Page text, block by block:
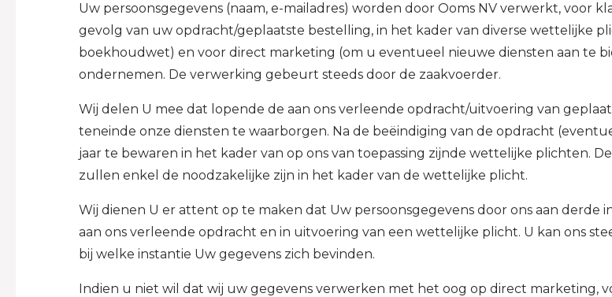
Uw persoonsgegevens (naam, e-mailadres) worden door Ooms NV verwerkt, voor
gevolg van uw opdracht/geplaatste bestelling, in het kader van diverse wettelijke
boekhoudwet) en voor direct marketing (om u eventueel nieuwe diensten aan te
ondernemen. De verwerking gebeurt steeds door de zaakvoerder.
Wij delen U mee dat lopende de aan ons verleende opdracht/uitvoering van
teneinde onze diensten te waarborgen. Na de beëindiging van de opdracht
jaar te bewaren in het kader van op ons van toepassing zijnde wettelijke plichten.
zullen enkel de noodzakelijke zijn in het kader van de wettelijke plicht.
Wij dienen U er attent op te maken dat Uw persoonsgegevens door ons aan
aan ons verleende opdracht en in uitvoering van een wettelijke plicht. U kan ons
bij welke instantie Uw gegevens zich bevinden.
Indien u niet wil dat wij uw gegevens verwerken met het oog op direct marketing,